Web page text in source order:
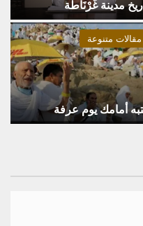
مدينة غَرْنَاطَة
مقالات متنوعة
أمامك يوم عرفة